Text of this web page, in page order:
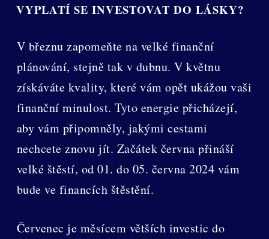
VYPLATÍ SE INVESTOVAT DO LÁSKY?
V březnu zapomeňte na velké finanční
plánování, stejně tak v dubnu. V květnu
získáváte kvality, které vám opět ukážou vaši
finanční minulost. Tyto energie přicházejí,
aby vám připomněly, jakými cestami
nechcete znovu jít. Začátek června přináší
velké štěstí, od 01. do 05. června 2024 vám
bude ve financích štěstění.
Červenec je měsícem větších investic do